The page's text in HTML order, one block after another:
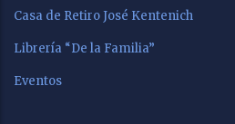
Casa de Retiro José Kentenich
Librería “De la Familia”
Eventos